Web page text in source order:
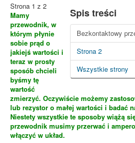
Spis treści
Bezkontaktowy
Strona 2
Wszystkie strony
Strona 1 z 2
Mamy
przewodnik, w
którym płynie
sobie prąd o
jakiejś wartości i
teraz w prosty
sposób chcieli
byśmy tę
wartość
zmierzyć. Oczywiście możemy
lub rezystor o małej wartości i badać
Niestety wszystkie te sposoby wiążą
przewodnik musimy przerwać i
włączyć w układ.